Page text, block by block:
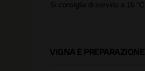
Si consiglia di servirlo a 16 °C.
VIGNA E PREPARAZIONE